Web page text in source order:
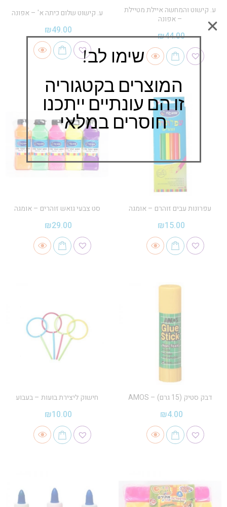
ע. קישוט והמחשה איילת מטיילת
– אפונה
₪44.00
ע. קישוט שלום כיתה א' – אפונה
₪49.00
עפרונות עבים זוהרם – אומגה
₪15.00
סט צבעי גואש זוהרים – אומגה
₪29.00
דבק סטיק (15 גרם) – AMOS
₪4.00
חישוק ליצירת בועות – בעבוע
₪10.00
שימו לב!
המוצרים בקטגוריה
זו הם עונתיים ייתכנו
חוסרים במלאי